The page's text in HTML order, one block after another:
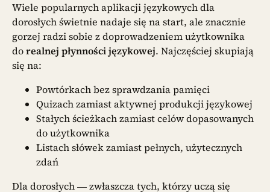
Wiele popularnych aplikacji językowych dla
dorosłych świetnie nadaje się na start, ale znacznie
gorzej radzi sobie z doprowadzeniem użytkownika
dorealnej płynności językowej. Najczęściej skupiają
się na:
Powtórkach bez sprawdzania pamięci
Quizach zamiast aktywnej produkcji językowej
Stałych ścieżkach zamiast celów dopasowanych
do użytkownika
Listach słówek zamiast pełnych, użytecznych
zdań
Dla dorosłych — zwłaszcza tych, którzy uczą się